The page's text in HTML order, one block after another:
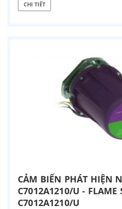
CHI TIẾT
CẢM BIẾN PHÁT HIỆN
C7012A1210/U - FLAME
C7012A1210/U